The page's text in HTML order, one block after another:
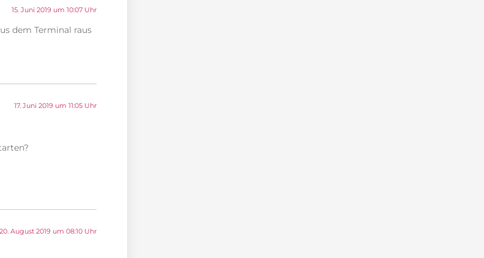
15. Juni 2019 um 10:07 Uhr
dem Terminal raus
17. Juni 2019 um 11:05 Uhr
20. August 2019 um 08:10 Uhr